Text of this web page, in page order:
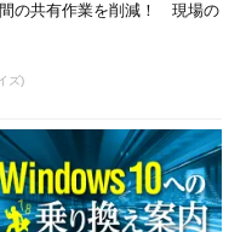
の共有作業を削減！ 現場の
ズ)